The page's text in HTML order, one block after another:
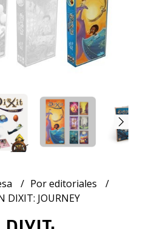
Por editoriales
DIXIT: JOURNEY